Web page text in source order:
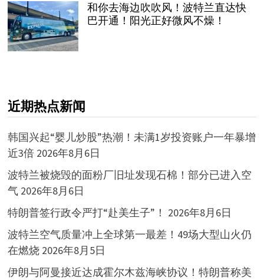
和你去海边吹吹风！波特兰直达快
巴开通！阳光正好微风不燥！
近期热点新闻
韩国兴起“婴儿炒股”热潮！未满1岁投资账户一年暴增
近3倍 2026年8月6日
波特兰被烧毁的面粉厂旧址发现石棉！部分已进入空
气 2026年8月6日
特朗普签行政令严打“赴美生子”！ 2026年8月6日
波特兰空气质量冲上全球第一最差！49场大型山火仍
在燃烧 2026年8月5日
伊朗与阿曼接近达成霍尔木兹海峡协议！特朗普称美